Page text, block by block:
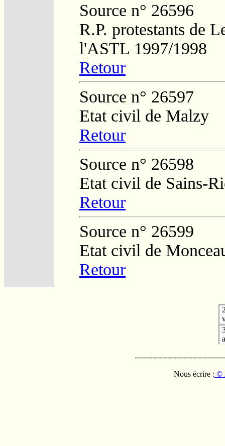
Source n° 26596
R.P. protestants de
l'ASTL 1997/1998
Retour
Source n° 26597
Etat civil de Malzy
Retour
Source n° 26598
Etat civil de Sains-
Retour
Source n° 26599
Etat civil de
Retour
Nous écrire : ©